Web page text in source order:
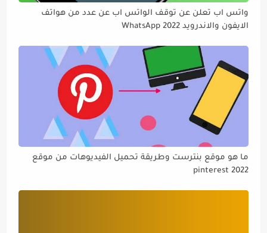
واتس اب تعلن عن توقف الواتس اب عن عدد من هواتف
الايفون والاندرويد WhatsApp 2022
ما هو موقع بنترست وطريقة تحميل الفيديوهات من موقع
pinterest 2022